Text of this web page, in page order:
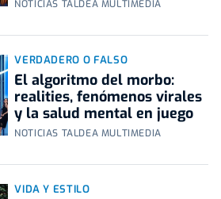
NOTICIAS TALDEA MULTIMEDIA
VERDADERO O FALSO
El algoritmo del morbo:
realities, fenómenos virales
y la salud mental en juego
NOTICIAS TALDEA MULTIMEDIA
VIDA Y ESTILO